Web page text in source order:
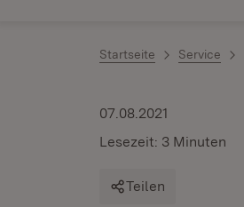
Startseite Service
07.08.2021
Lesezeit: 3 Minuten
Teilen